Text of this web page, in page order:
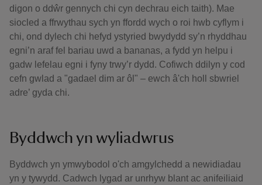
digon o ddŵr gennych chi cyn dechrau eich taith). Mae
siocled a ffrwythau sych yn ffordd wych o roi hwb cyflym i
chi, ond dylech chi hefyd ystyried bwydydd sy’n rhyddhau
egni’n araf fel bariau uwd a bananas, a fydd yn helpu i
gadw lefelau egni i fyny trwy’r dydd. Cofiwch ddilyn y cod
cefn gwlad a "gadael dim ar ôl" – ewch â'ch holl sbwriel
adre’ gyda chi.
Byddwch yn wyliadwrus
Byddwch yn ymwybodol o'ch amgylchedd a newidiadau
yn y tywydd. Cadwch lygad ar unrhyw blant ac anifeiliaid